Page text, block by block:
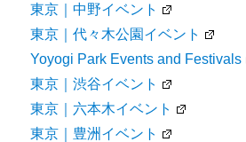
東京｜中野イベント
東京｜代々木公園イベント
Yoyogi Park Events and Festivals
東京｜渋谷イベント
東京｜六本木イベント
東京｜豊洲イベント